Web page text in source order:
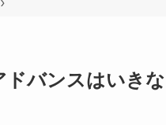
ドバンスはいき